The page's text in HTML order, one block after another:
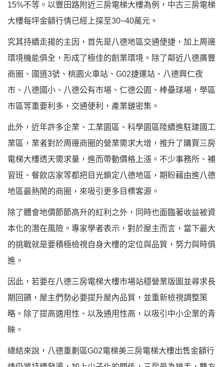
15%不等。以豐田路附近三房電梯大樓為例，中古三房電梯
大樓每坪金額行情已經上探至30~40萬元。
究其持續走揚的主因，首先是八德地區交通便捷，加上周邊
環境機能俱全，形成了極佳的創業環境。除了鄰近八德廣豐
商圈、國道3號、桃園火車站、G02捷運站、八德興仁夜
市、八德國小、八德公有市場、仁德公園、棒壘球場，學區
市區等重要利多，交通便利，產業鏈密集。
此外，近年許多企業、工業園區、科學園區陸續進駐建國工
業區，業者對於周邊商圈的營業需求大增，推升了購買三房
電梯大樓透天需求量，進而帶動價格上漲。不少事務所、補
習班、餐飲店家等都把目光鎖定八德地區，期盼藉由進八德
地區最熱鬧的商圈，來吸引更多目標客源。
除了體會地價節節高升的紅利之外，同時也面臨著收益被資
本化的潛在風險。專家學者表示，對於屋主而言，當下最大
的挑戰就是要積極檢視自身大樓的定位與品質，努力與時俱
進。
因此，若要在八德三房電梯大樓市場站穩營業版圖並尋求長
期回饋，屋主們勢必要提升屋內品質，並重新檢視調整策
略。除了提高適用性、以及通用性高，以吸引中小企業的青
睞。
總結來說，八德重劃區G02電梯美三房電梯大樓出售金額行